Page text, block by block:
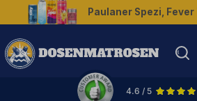
springen Paulaner Spezi, Fever
4.6 / 5